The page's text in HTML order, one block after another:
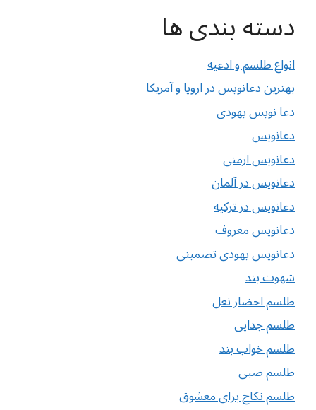
دسته بندی ها
انواع طلسم و ادعیه
بهترین دعانویس در اروپا و آمریکا
دعا نویس یهودی
دعانویس
دعانویس ارمنی
دعانویس در آلمان
دعانویس در ترکیه
دعانویس معروف
دعانویس یهودی تضمینی
شهوت بند
طلسم احضار نعل
طلسم جدایی
طلسم خواب بند
طلسم صبی
طلسم نکاح برای معشوق